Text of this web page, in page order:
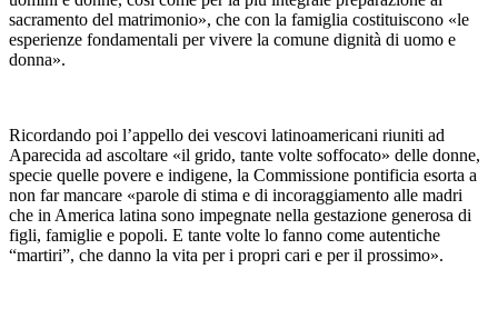
sacramento del matrimonio», che con la famiglia costituiscono «le
esperienze fondamentali per vivere la comune dignità di uomo e
donna».
Ricordando poi l’appello dei vescovi latinoamericani riuniti ad
Aparecida ad ascoltare «il grido, tante volte soffocato» delle donne,
specie quelle povere e indigene, la Commissione pontificia esorta a
non far mancare «parole di stima e di incoraggiamento alle madri
che in America latina sono impegnate nella gestazione generosa di
figli, famiglie e popoli. E tante volte lo fanno come autentiche
“martiri”, che danno la vita per i propri cari e per il prossimo».